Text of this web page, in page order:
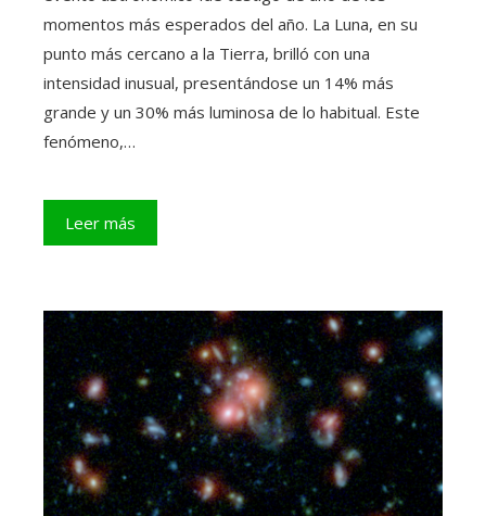
momentos más esperados del año. La Luna, en su
punto más cercano a la Tierra, brilló con una
intensidad inusual, presentándose un 14% más
grande y un 30% más luminosa de lo habitual. Este
fenómeno,…
Leer más